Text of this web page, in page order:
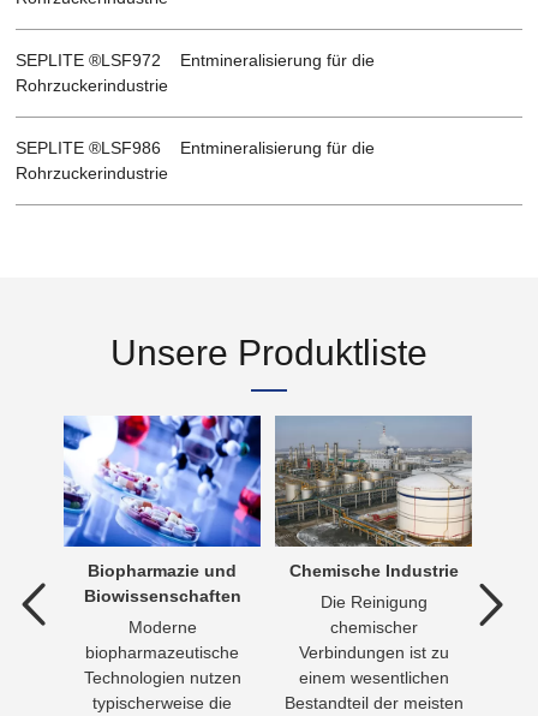
SEPLITE ®LSF972 Entmineralisierung für die
Rohrzuckerindustrie
SEPLITE ®LSF986 Entmineralisierung für die
Rohrzuckerindustrie
Unsere Produktliste
ist
Biopharmazie und
Biowissenschaften
Moderne
biopharmazeutische
Technologien nutzen
typischerweise die
Chemische Industrie
Die Reinigung
chemischer
Verbindungen ist zu
einem wesentlichen
Bestandteil der meisten